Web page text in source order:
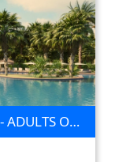
BAHIA PRINCIPE ESCAPE TEQUILA - ADULTS ONLY 5E